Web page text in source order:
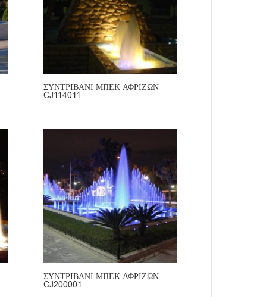
ΣΥΝΤΡΙΒΑΝΙ ΜΠΕΚ ΑΦΡΙΖΩΝ
CJ114011
ΣΥΝΤΡΙΒΑΝΙ ΜΠΕΚ ΑΦΡΙΖΩΝ
CJ200001